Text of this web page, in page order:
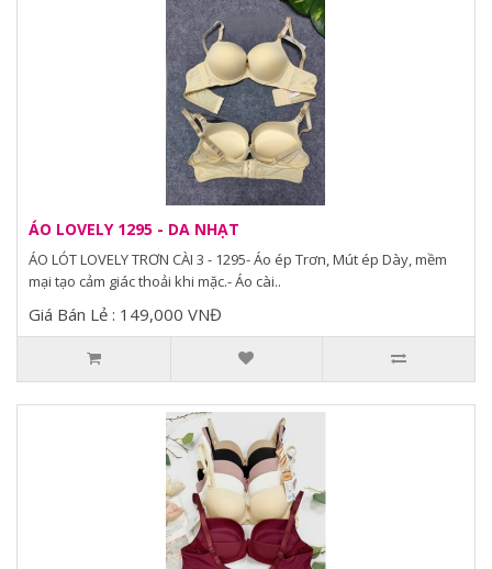
ÁO LOVELY 1295 - DA NHẠT
ÁO LÓT LOVELY TRƠN CÀI 3 - 1295- Áo ép Trơn, Mút ép Dày, mềm
mại tạo cảm giác thoải khi mặc.- Áo cài..
Giá Bán Lẻ : 149,000 VNĐ